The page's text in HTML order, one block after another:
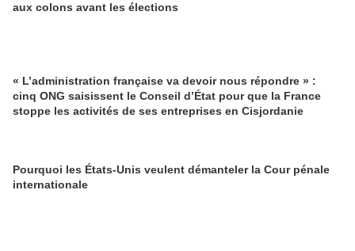
aux colons avant les élections
« L’administration française va devoir nous répondre » :
cinq ONG saisissent le Conseil d’État pour que la France
stoppe les activités de ses entreprises en Cisjordanie
Pourquoi les États-Unis veulent démanteler la Cour pénale
internationale